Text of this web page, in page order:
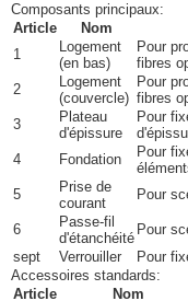
Composants principaux:
Article
Nom
1
Logement
(en bas)
Pour
fibres
2
Logement
(couvercle)
Pour
fibres
3
Plateau
d'épissure
Pour
4
Fondation
Pour
5
Prise de
courant
Pour
6
Passe-fil
d'étanchéité
Pour
sept
Verrouiller Pour
Accessoires standards:
Article
Nom